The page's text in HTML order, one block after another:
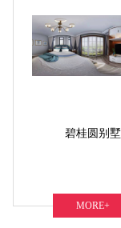
MORE+
碧桂圆别墅